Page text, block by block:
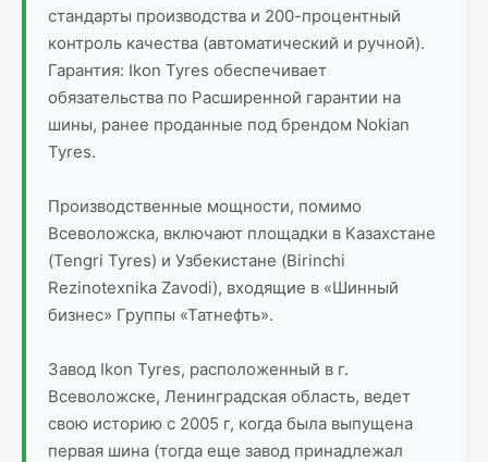
стандарты производства и 200-процентный
контроль качества (автоматический и ручной).
Гарантия: Ikon Tyres обеспечивает
обязательства по Расширенной гарантии на
шины, ранее проданные под брендом Nokian
Tyres.
Производственные мощности, помимо
Всеволожска, включают площадки в Казахстане
(Tengri Tyres) и Узбекистане (Birinchi
Rezinotexnika Zavodi), входящие в «Шинный
бизнес» Группы «Татнефть».
Завод Ikon Tyres, расположенный в г.
Всеволожске, Ленинградская область, ведет
свою историю с 2005 г, когда была выпущена
первая шина (тогда еще завод принадлежал